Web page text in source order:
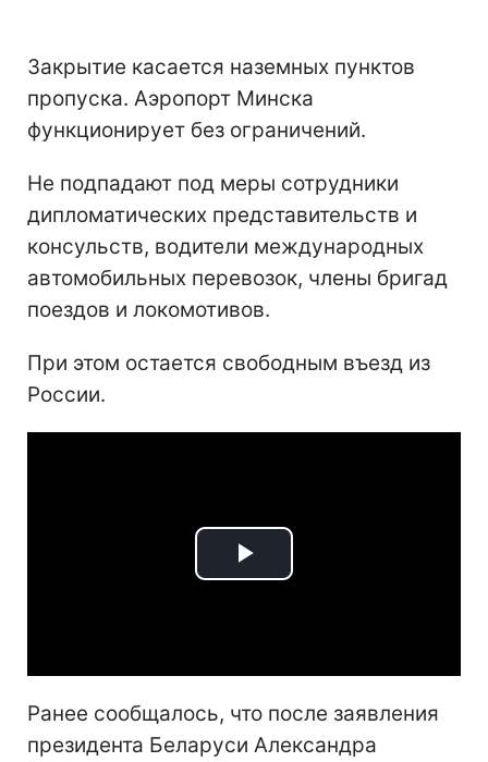
Закрытие касается наземных пунктов
пропуска. Аэропорт Минска
функционирует без ограничений.
Не подпадают под меры сотрудники
дипломатических представительств и
консульств, водители международных
автомобильных перевозок, члены бригад
поездов и локомотивов.
При этом остается свободным въезд из
России.
Play
Ранее сообщалось, что после заявления
президента Беларуси Александра